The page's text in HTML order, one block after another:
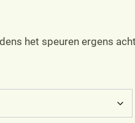
het speuren ergens